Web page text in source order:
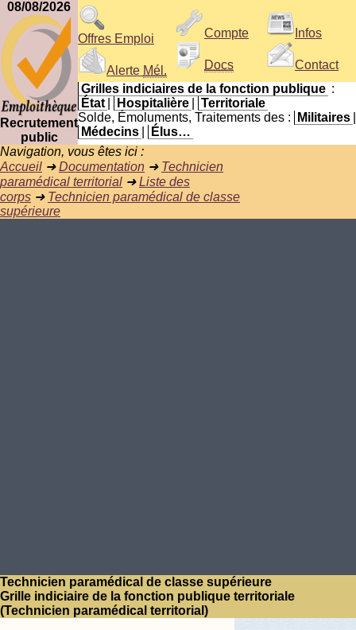
08/08/2026
Recrutement
public
Offres Emploi
Alerte Mél.
Compte
Docs
Infos
Contact
Grilles indiciaires de la fonction publique :
État
Hospitalière
Territoriale
Solde, Émoluments, Traitements des :
Militaires
Médecins
Élus…
Navigation, vous êtes ici :
Accueil ➜Documentation ➜ Technicien
paramédical territorial ➜Liste des
corps ➜ Technicien paramédical de classe
supérieure
Technicien paramédical de classe supérieure
Grille indiciaire de la fonction publique territoriale
(Technicien paramédical territorial)